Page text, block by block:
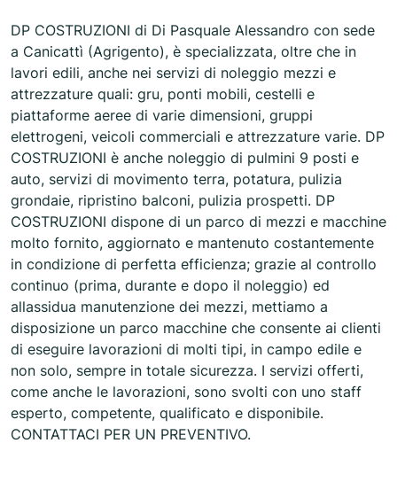
DP COSTRUZIONI di Di Pasquale Alessandro con sede
a Canicattì (Agrigento), è specializzata, oltre che in
lavori edili, anche nei servizi di noleggio mezzi e
attrezzature quali: gru, ponti mobili, cestelli e
piattaforme aeree di varie dimensioni, gruppi
elettrogeni, veicoli commerciali e attrezzature varie. DP
COSTRUZIONI è anche noleggio di pulmini 9 posti e
auto, servizi di movimento terra, potatura, pulizia
grondaie, ripristino balconi, pulizia prospetti. DP
COSTRUZIONI dispone di un parco di mezzi e macchine
molto fornito, aggiornato e mantenuto costantemente
in condizione di perfetta efficienza; grazie al controllo
continuo (prima, durante e dopo il noleggio) ed
allassidua manutenzione dei mezzi, mettiamo a
disposizione un parco macchine che consente ai clienti
di eseguire lavorazioni di molti tipi, in campo edile e
non solo, sempre in totale sicurezza. I servizi offerti,
come anche le lavorazioni, sono svolti con uno staff
esperto, competente, qualificato e disponibile.
CONTATTACI PER UN PREVENTIVO.